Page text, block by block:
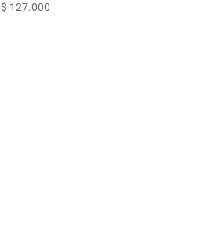
$ 127.000